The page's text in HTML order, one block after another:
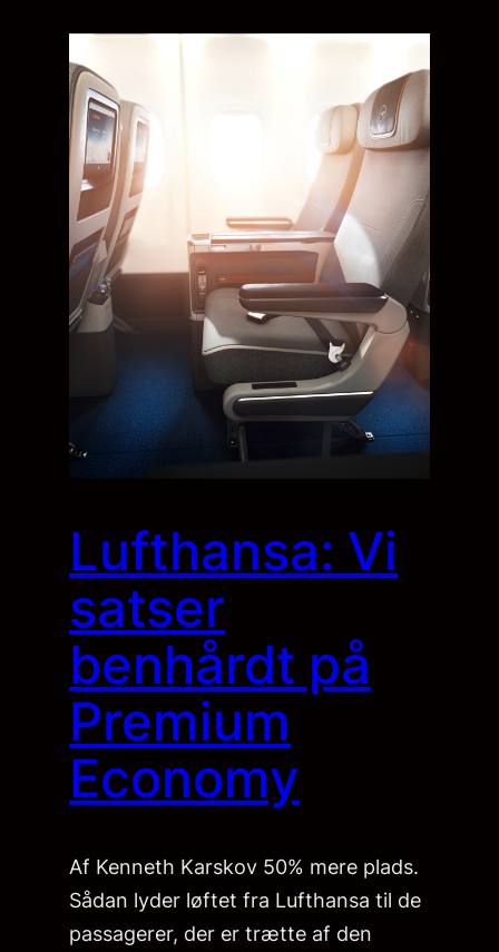
Lufthansa: Vi
satser
benhårdt på
Premium
Economy
Af Kenneth Karskov 50% mere plads.
Sådan lyder løftet fra Lufthansa til de
passagerer, der er trætte af den